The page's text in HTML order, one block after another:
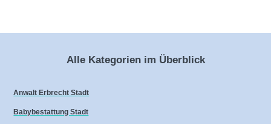
Alle Kategorien im Überblick
Anwalt Erbrecht Stadt
Babybestattung Stadt